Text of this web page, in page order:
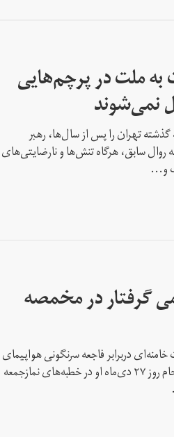
ملت در پرچم‌هایی
نمی‌شوند
تهران را پس از سال‌ها، رهبر
سابق، هر‌گاه تنش‌ها و نارضایتی‌های
و...
گرفتار در مخمصه
دربرابر فاجعه سرنگونی هواپیمای
مسافربری اوکراینی، سرانجام روز ۲۷ دی‌ماه او در خطبه‌های نمازجمعه